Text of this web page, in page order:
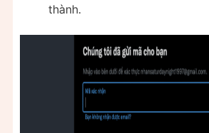
thành.